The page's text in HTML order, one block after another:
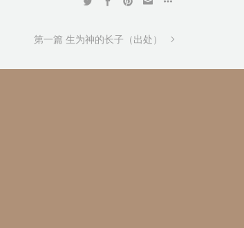
第一篇 生为神的长子（出处）